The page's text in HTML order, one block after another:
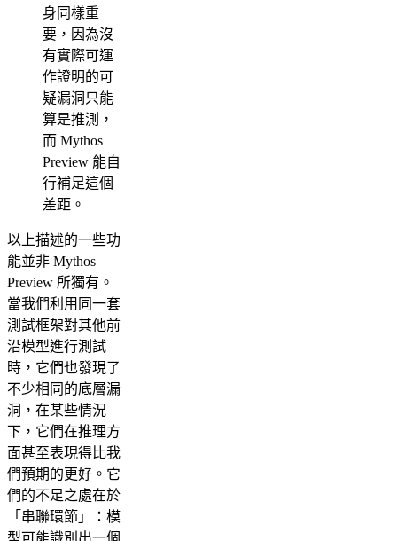
身同樣重
要，因為沒
有實際可運
作證明的可
疑漏洞只能
算是推測，
而 Mythos
Preview 能自
行補足這個
差距。
以上描述的一些功
能並非 Mythos
Preview 所獨有。
當我們利用同一套
測試框架對其他前
沿模型進行測試
時，它們也發現了
不少相同的底層漏
洞，在某些情況
下，它們在推理方
面甚至表現得比我
們預期的更好。它
們的不足之處在於
「串聯環節」：模
型可能識別出一個